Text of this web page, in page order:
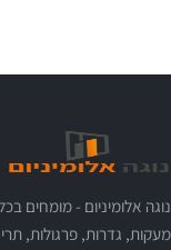
מעקות, גדרות, פרגולות,